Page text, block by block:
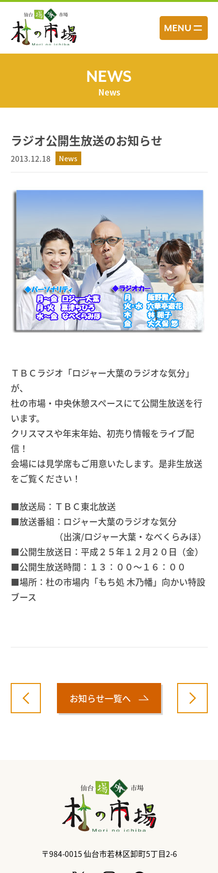
ッ
MENU
NEWS
News
ラジオ公開生放送のお知らせ
2013.12.18 News
ＴＢＣラジオ「ロジャー大葉のラジオな気分」
が、
杜の市場・中央休憩スペースにて公開生放送を行
います。
クリスマスや年末年始、初売り情報をライブ配
信！
会場には見学席もご用意いたします。是非生放送
をご覧ください！
■放送局：ＴＢＣ東北放送
■放送番組：ロジャー大葉のラジオな気分
（出演/ロジャー大葉・なべくらみほ）
■公開生放送日：平成２５年１２月２０日（金）
■公開生放送時間：１３：００～１６：００
■場所：杜の市場内「もち処 木乃幡」向かい特設
ブース
お知らせ一覧へ
〒984-0015仙台市若林区卸町5丁目2-6